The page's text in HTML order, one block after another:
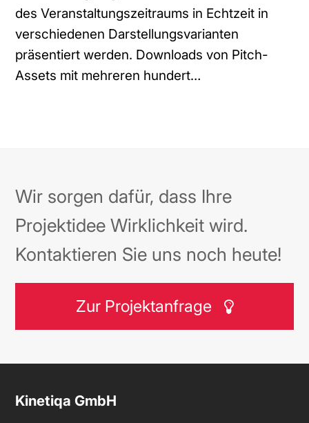
des Veranstaltungszeitraums in Echtzeit in
verschiedenen Darstellungsvarianten
präsentiert werden. Downloads von Pitch-
Assets mit mehreren hundert…
Wir sorgen dafür, dass Ihre
Projektidee Wirklichkeit wird.
Kontaktieren Sie uns noch heute!
Zur Projektanfrage
Kinetiqa GmbH